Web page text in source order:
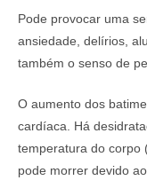
Pode provocar uma
ansiedade, delírios,
também o senso de
O aumento dos
cardíaca. Há
temperatura do corpo
pode morrer devido